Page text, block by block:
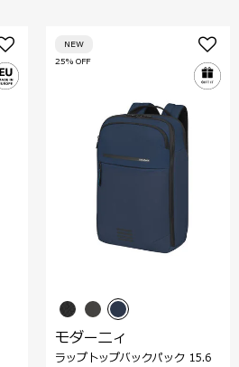
25% OFF
NEW
モダーニィ
ラップトップバックパック 15.6